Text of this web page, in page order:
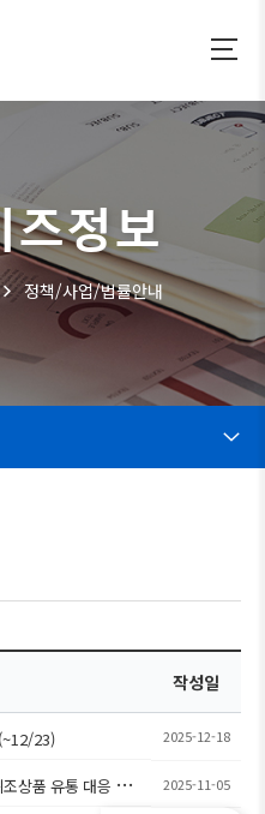
즈정보
정책/사업/법률안내
작성일
23) 2025-12-18
상품 유통 대응 전략
2025-11-05